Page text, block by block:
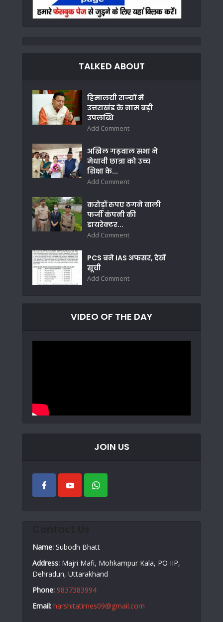
TALKED ABOUT
हिमालयी राज्यों में
उत्तराखंड के नाम बड़ी
उपलब्धि
Add Comment
अखिल गढ़वाल सभा ने
मेधावी छात्रा को उच्च
शिक्षा के...
Add Comment
करोड़ों रुपए ठगने वाली
फर्जी कंपनी की
डायरेक्टर...
Add Comment
PCS बने IAS अफसर, देखें
सूची
Add Comment
VIDEO OF THE DAY
JOIN US
Name: Subodh Bhatt
Address: Majri Mafi, Mohkampur Kala, PO IIP,
Dehradun, Uttarakhand
Phone: 9837383994
Email: harshitatimes09@gmail.com